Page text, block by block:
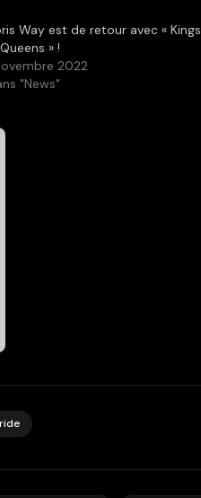
Way est de retour avec « Kings
» !
2022
"News"
ride